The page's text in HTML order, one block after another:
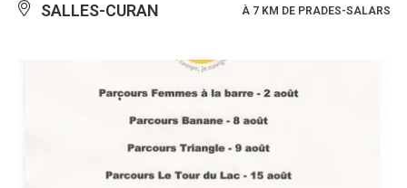
SALLES-CURAN À 7 KM DE PRADES-SALARS